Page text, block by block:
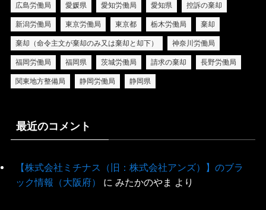
広島労働局 愛媛県 愛知労働局 愛知県 控訴の棄却
新潟労働局 東京労働局 東京都 栃木労働局 棄却
棄却（命令主文が棄却のみ又は棄却と却下） 神奈川労働局
福岡労働局 福岡県 茨城労働局 請求の棄却 長野労働局
関東地方整備局 静岡労働局 静岡県
最近のコメント
【株式会社ミチナス（旧：株式会社アンズ）】のブラ
ック情報（大阪府）
に みたかのやま より